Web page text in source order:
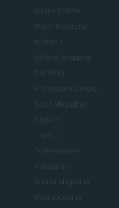
Milano Notizie
Motor Magazine
Notizie.it
Offerte Shopping
Pet Story
Professione Lavoro
Sport Magazine
Style24
Think.it
Tuobenessere
Viaggiamo
Nonne Magazine
Milano Cortina